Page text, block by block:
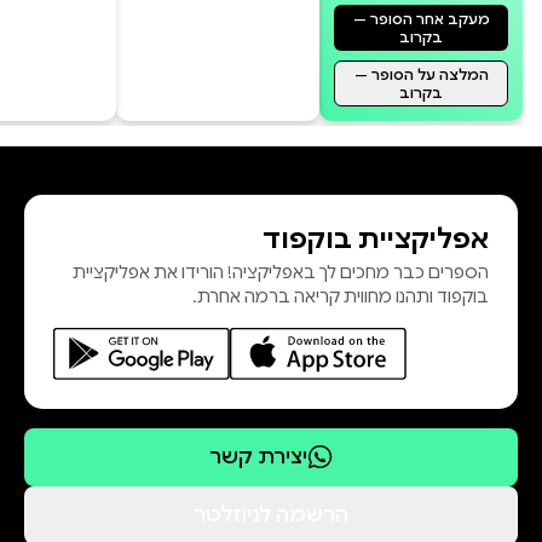
מעקב אחר הסופר —
בקרוב
המלצה על הסופר —
בקרוב
אפליקציית בוקפוד
הספרים כבר מחכים לך באפליקציה! הורידו את אפליקציית
בוקפוד ותהנו מחווית קריאה ברמה אחרת.
יצירת קשר